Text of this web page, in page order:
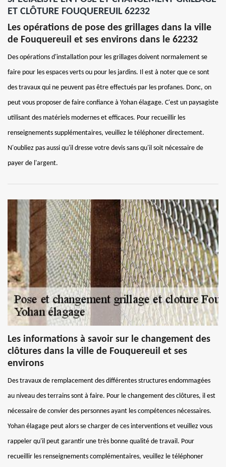
ET CLÔTURE FOUQUEREUIL 62232
Les opérations de pose des grillages dans la ville
de Fouquereuil et ses environs dans le 62232
Des opérations d'installation pour les grillages doivent normalement se
faire pour les espaces verts ou pour les jardins. Il est à noter que ce sont
des travaux qui ne peuvent pas être effectués par les profanes. Donc, on
peut vous proposer de faire confiance à Yohan élagage. C'est un paysagiste
utilisant des matériels modernes et efficaces. Pour recueillir les
renseignements supplémentaires, veuillez le téléphoner directement.
N'oubliez pas aussi qu'il dresse votre devis sans qu'il soit nécessaire de
payer de l'argent.
Les informations à savoir sur le changement des
clôtures dans la ville de Fouquereuil et ses
environs
Des travaux de remplacement des différentes structures endommagées
au niveau des terrains sont à faire. Pour le changement des clôtures, il est
nécessaire de convier des personnes ayant les compétences nécessaires.
Yohan élagage peut alors se charger de ces interventions et veuillez vous
rappeler qu'il peut garantir une très bonne qualité de travail. Pour
recueillir les renseignements complémentaires, veuillez le téléphoner